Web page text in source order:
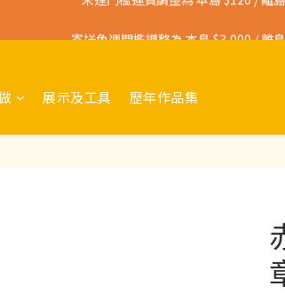
寄送免運門檻調整為 本島 $3,000 / 離島
展示及工具 歷年作品集